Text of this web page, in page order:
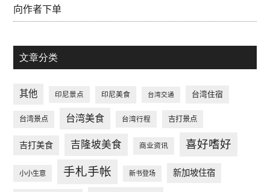
向作者下单
文章分类
其他 印尼景点 印尼美食 台湾交通 台湾住宿
台湾景点 台湾美食 台湾行程 吉打景点
吉打美食 吉隆坡美食 商业资讯 喜好嗜好
小小生意 手札手帐 新书登场 新加坡住宿